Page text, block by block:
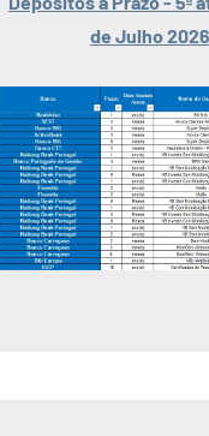
de Julho 2026